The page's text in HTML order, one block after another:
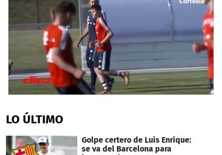
of
2
27
seconds
LO ÚLTIMO
Golpe certero de Luis Enrique:
se va del Barcelona para